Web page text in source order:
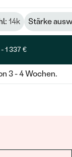
14k Stärke
1 337 €
3 - 4 Wochen.